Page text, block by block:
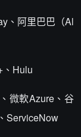
、阿里巴巴（Al
、Hulu
微軟Azure、谷
ServiceNow